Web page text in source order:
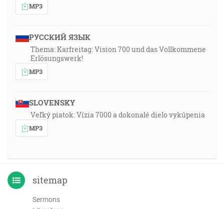
MP3
РУССКИЙ ЯЗЫК
Thema: Karfreitag: Vision 700 und das Vollkommene
Erlösungswerk!
MP3
SLOVENSKY
Veľký piatok: Vízia 7000 a dokonalé dielo vykúpenia
MP3
sitemap
Sermons